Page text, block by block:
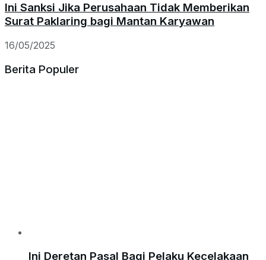
Ini Sanksi Jika Perusahaan Tidak Memberikan
Surat Paklaring bagi Mantan Karyawan
16/05/2025
Berita Populer
Ini Deretan Pasal Bagi Pelaku Kecelakaan